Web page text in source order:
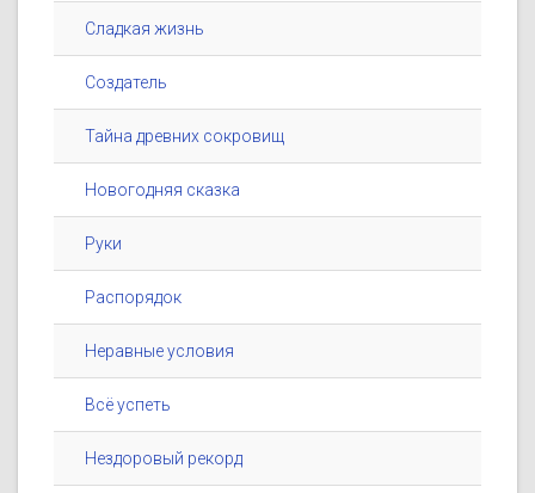
Сладкая жизнь
Создатель
Тайна древних сокровищ
Новогодняя сказка
Руки
Распорядок
Неравные условия
Всё успеть
Нездоровый рекорд